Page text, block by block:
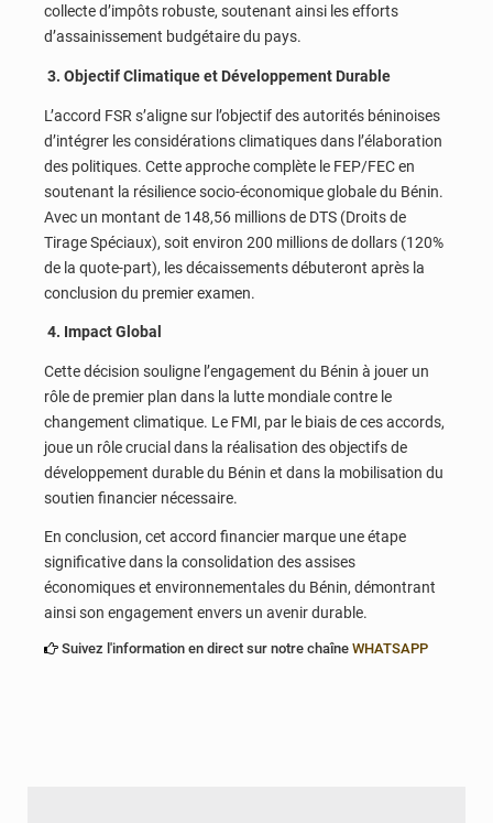
collecte d’impôts robuste, soutenant ainsi les efforts
d’assainissement budgétaire du pays.
3. Objectif Climatique et Développement Durable
L’accord FSR s’aligne sur l’objectif des autorités béninoises
d’intégrer les considérations climatiques dans l’élaboration
des politiques. Cette approche complète le FEP/FEC en
soutenant la résilience socio-économique globale du Bénin.
Avec un montant de 148,56 millions de DTS (Droits de
Tirage Spéciaux), soit environ 200 millions de dollars (120%
de la quote-part), les décaissements débuteront après la
conclusion du premier examen.
4. Impact Global
Cette décision souligne l’engagement du Bénin à jouer un
rôle de premier plan dans la lutte mondiale contre le
changement climatique. Le FMI, par le biais de ces accords,
joue un rôle crucial dans la réalisation des objectifs de
développement durable du Bénin et dans la mobilisation du
soutien financier nécessaire.
En conclusion, cet accord financier marque une étape
significative dans la consolidation des assises
économiques et environnementales du Bénin, démontrant
ainsi son engagement envers un avenir durable.
Suivez l'information en direct sur notre chaîne WHATSAPP